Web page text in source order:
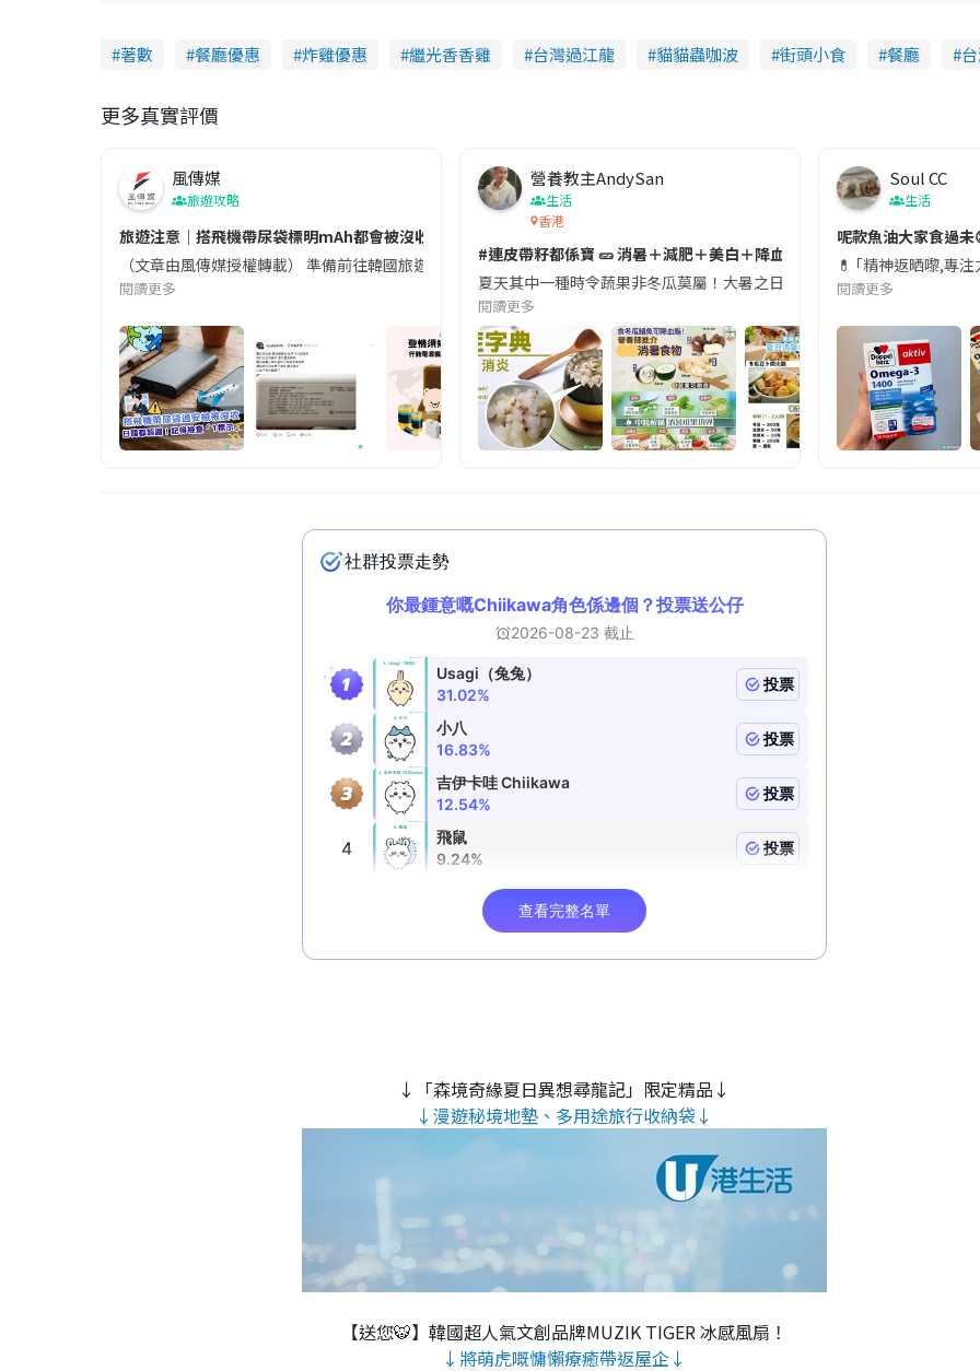
著數 餐廳優惠 炸雞優惠 繼光香香雞 台灣過江龍 貓貓蟲咖波 街頭小食 餐廳
更多真實評價
風傳媒
旅遊攻略
旅遊注意｜搭飛機帶尿袋標明mAh都會被沒收😱出發前切記檢查「1標示」🚨
（文章由風傳媒授權轉載） 準備前往韓國旅遊的民眾，近期要特別留意隨身行李中的行動電源。一名旅客日前在機場安檢
閱讀更多
營養教主AndySan
生活
香港
#連皮帶籽都係寶 🥒 消暑＋減肥＋美白＋降血脂
夏天其中一種時令蔬果非冬瓜莫屬！大暑之日，點都要飲碗冬瓜湯消暑
閱讀更多
Soul CC
生活
呢款魚油大家食過未
💊 ｢精神返晒嚟,專
閱讀更多
↓「森境奇緣夏日異想尋龍記」限定精品↓
↓漫遊秘境地墊、多用途旅行收納袋↓
【送您🐯】韓國超人氣文創品牌MUZIK TIGER 冰感風扇！
↓將萌虎嘅慵懶療癒帶返屋企↓